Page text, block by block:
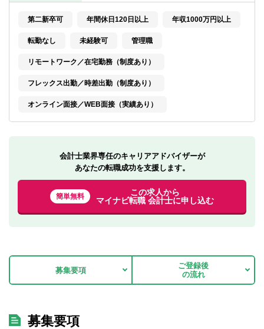
ご利用ガイド
非公開求人とは？
サービス紹介
第二新卒可 年間休日120日以上 年収1000万円以上
転勤なし 未経験可 管理職
リモートワーク／在宅勤務（制度あり）
フレックス出勤／時差出勤（制度あり）
オンライン面接／WEB面接（実績あり）
会計士業界専任のキャリアアドバイザーが
あなたの転職成功を支援します。
簡単無料
この求人から
マイナビ転職 会計士に申し込む
募集要項
ご登録後
の流れ
募集要項